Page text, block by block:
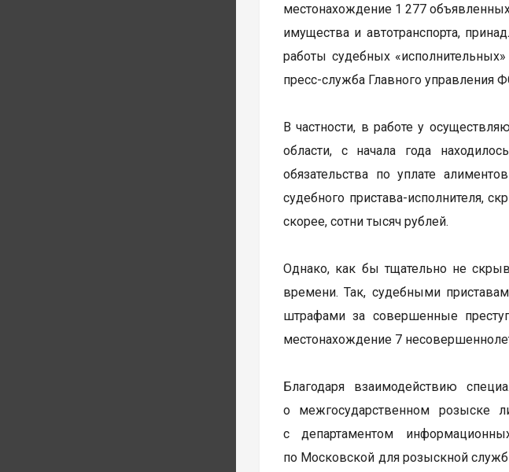
местонахождение 1 277
имущества и автотранспорта,
работы судебных
пресс-служба Главного управления
В частности, в работе у
области, с начала года
обязательства по уплате
судебного пристава-исполнителя,
скорее, сотни тысяч рублей.
Однако, как бы тщательно не
времени. Так, судебными
штрафами за совершенные
местонахождение 7
Благодаря взаимодействию
о межгосударственном розыске
с департаментом
по Московской для розыскной